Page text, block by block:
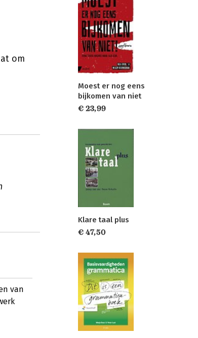
om
van
Moest er nog eens
bijkomen van niet
€ 23,99
Klare taal plus
€ 47,50